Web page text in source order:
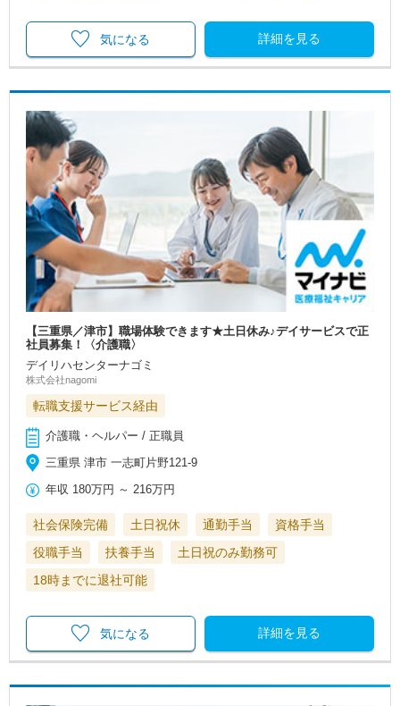
詳細を見る
気になる
【三重県／津市】職場体験できます★土日休み♪デイサービスで正
社員募集！〈介護職〉
デイリハセンターナゴミ
株式会社nagomi
転職支援サービス経由
介護職・ヘルパー / 正職員
三重県 津市 一志町片野121-9
年収 180万円 ～ 216万円
社会保険完備 土日祝休 通勤手当
資格手当
役職手当
扶養手当
土日祝のみ勤務可
18時までに退社可能
詳細を見る
気になる